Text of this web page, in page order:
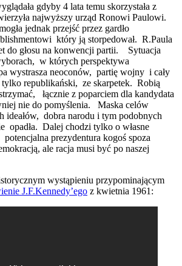
gdyby 4 lata temu skorzystała z
najwyższy urząd Ronowi Paulowi.
jednak przejść przez gardło
który ją storpedował. R.Paula
do głosu na konwencji partii. Sytuacja
w których perspektywa
wystrasza neoconów, partię wojny i cały
republikański, ze skarpetek. Robią
łącznie z poparciem dla kandydata
nie do pomyślenia. Maska celów
ideałów, dobra narodu i tym podobnych
opadła. Dalej chodzi tylko o własne
prezydentura kogoś spoza
ale racja musi być po naszej
wystąpieniu przypominającym
J.F.Kennedy’ego z kwietnia 1961: